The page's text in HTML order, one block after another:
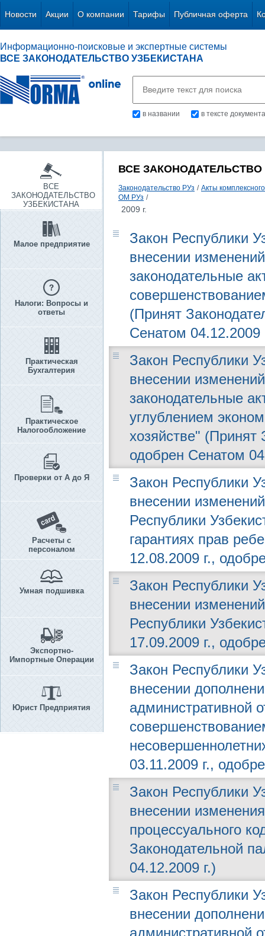
Новости Акции О компании Тарифы Публичная оферта
Информационно-поисковые и экспертные системы
ВСЕ ЗАКОНОДАТЕЛЬСТВО УЗБЕКИСТАНА
в названии в тексте документа
ВСЕ
ЗАКОНОДАТЕЛЬСТВО
УЗБЕКИСТАНА
Малое предприятие
Налоги: Вопросы и
ответы
Практическая
Бухгалтерия
Практическое
Налогообложение
Проверки от А до Я
Расчеты с
персоналом
Умная подшивка
Экспортно-
Импортные Операции
Юрист Предприятия
ВСЕ ЗАКОНОДАТЕЛЬСТВО
Законодательство РУз / Акты
ОМ РУз /
2009 г.
Закон Республики
внесении
законодательные
(Принят
Сенатом 04.12.2009
Закон Республики
внесении
законодательные
углублением
хозяйстве" (Принят
одобрен Сенатом
Закон Республики
внесении
Республики
гарантиях прав
12.08.2009 г.,
Закон Республики
внесении
Республики
17.09.2009 г.,
Закон Республики
внесении
административной
03.11.2009 г.,
Закон Республики
внесении
процессуального
Законодательной
04.12.2009 г.)
Закон Республики
внесении
административной